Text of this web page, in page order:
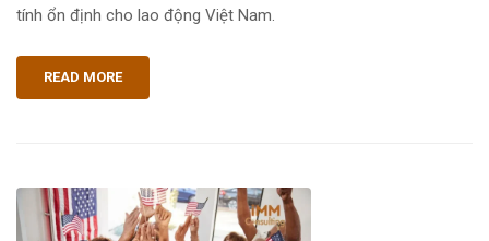
tính ổn định cho lao động Việt Nam.
READ MORE